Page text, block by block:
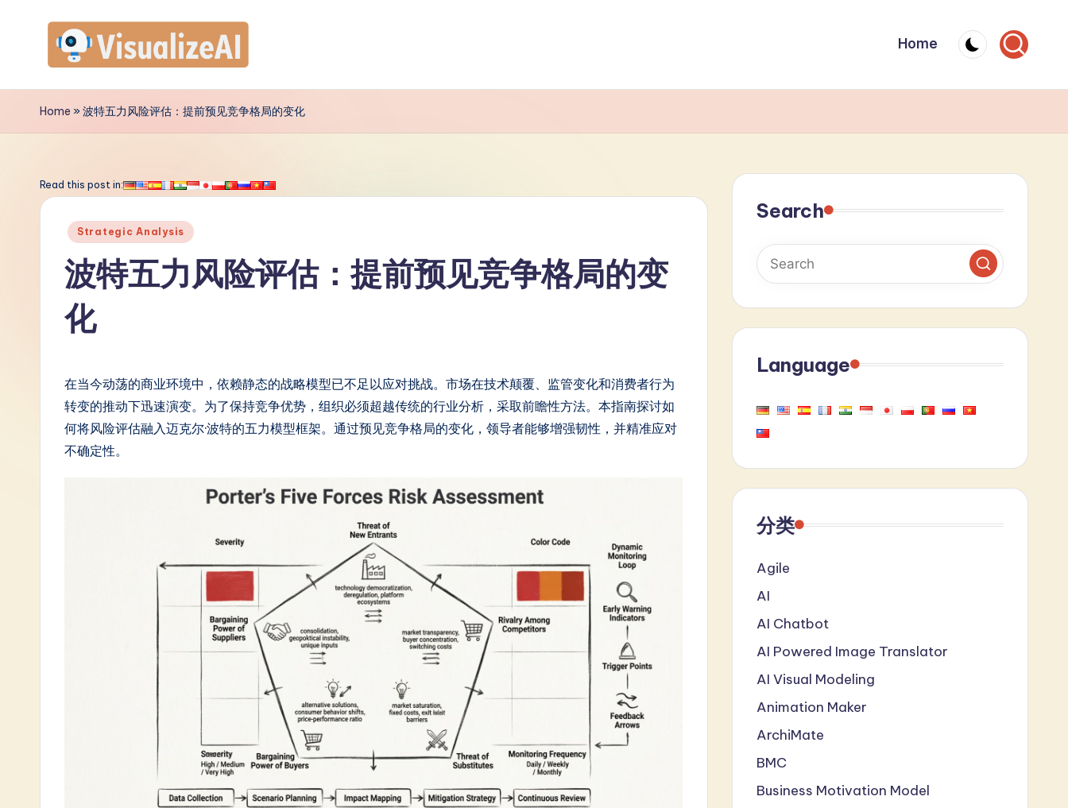
contentV
is
a
A
m
Home
Home »波特五力风险评估：提前预见竞争格局的变化
Read this post in:
Posted
Strategic Analysis
波特五力风险评估：提前预见竞争格局的变
化
在当今动荡的商业环境中，依赖静态的战略模型已不足以应对挑战。市场在技术颠覆、监管变化和消费者行为
转变的推动下迅速演变。为了保持竞争优势，组织必须超越传统的行业分析，采取前瞻性方法。本指南探讨如
何将风险评估融入迈克尔·波特的五力模型框架。通过预见竞争格局的变化，领导者能够增强韧性，并精准应对
不确定性。
Search
Language
分类
Agile
AI
AI Chatbot
AI Powered Image Translator
AI Visual Modeling
Animation Maker
ArchiMate
BMC
Business Motivation Model